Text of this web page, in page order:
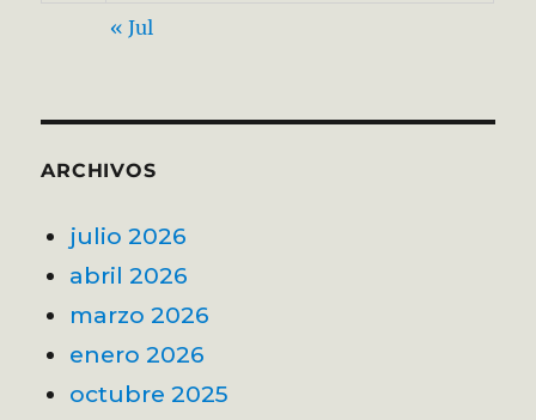
« Jul
ARCHIVOS
julio 2026
abril 2026
marzo 2026
enero 2026
octubre 2025